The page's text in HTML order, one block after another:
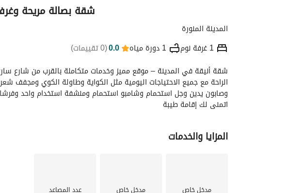
شقة بصالة مريحة
المدينة المنورة
1 غرفة نوم 1 دورة مياه 0.0
(0 تقييمات )
التفاصيل الموقع والأماكن القريبة معلومات وزارة السياحة
اتمنى لك إقامة طيبة
المزايا والخدمات
مدخل خاص مدخل خاص عدد المصاعد